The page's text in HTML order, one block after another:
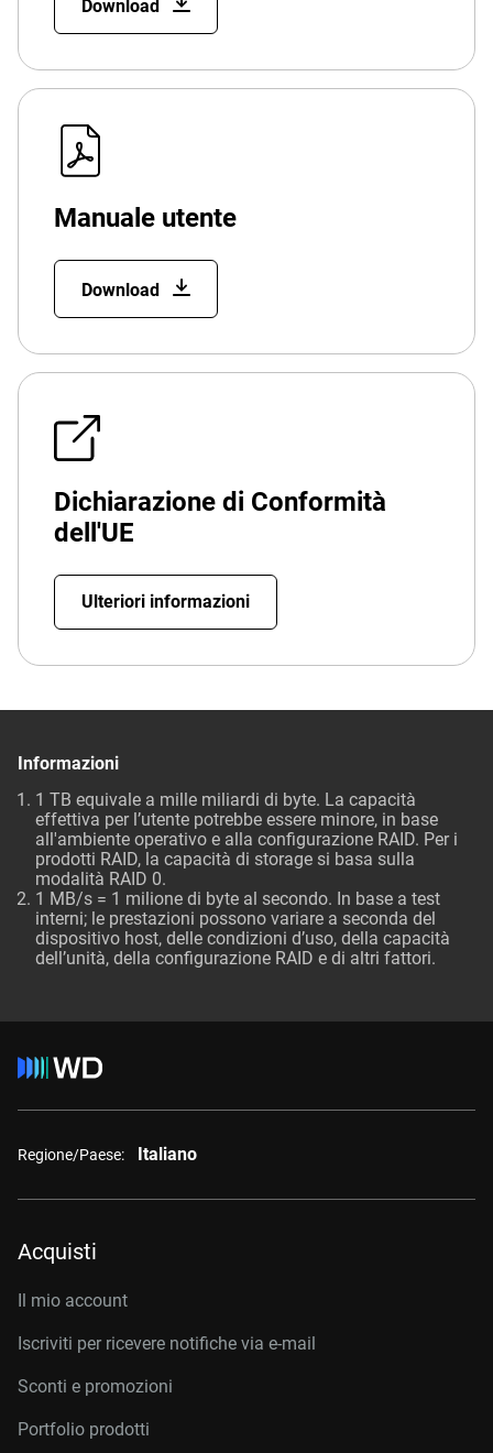
Download
Manuale utente
Download
Dichiarazione di Conformità
dell'UE
Ulteriori informazioni
Informazioni
1 TB equivale a mille miliardi di byte. La capacità
effettiva per l’utente potrebbe essere minore, in base
all'ambiente operativo e alla configurazione RAID. Per i
prodotti RAID, la capacità di storage si basa sulla
modalità RAID 0.
1 MB/s = 1 milione di byte al secondo. In base a test
interni; le prestazioni possono variare a seconda del
dispositivo host, delle condizioni d’uso, della capacità
dell’unità, della configurazione RAID e di altri fattori.
Regione/Paese: Italiano
Acquisti
Il mio account
Iscriviti per ricevere notifiche via e-mail
Sconti e promozioni
Portfolio prodotti